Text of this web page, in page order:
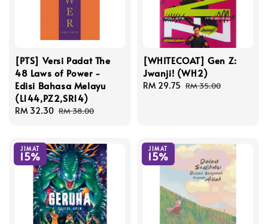
[PTS] Versi Padat The
48 Laws of Power -
Edisi Bahasa Melayu
(L144,PZ2,SR14)
Sale
RM 32.30 Regular
RM 38.00
[WHITECOAT] Gen Z:
Jwanji! (WH2)
Sale
RM 29.75 Regular
RM 35.00
JIMAT
15%
JIMAT
15%